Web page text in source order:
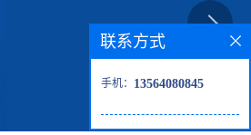
联系方式
手机： 13564080845